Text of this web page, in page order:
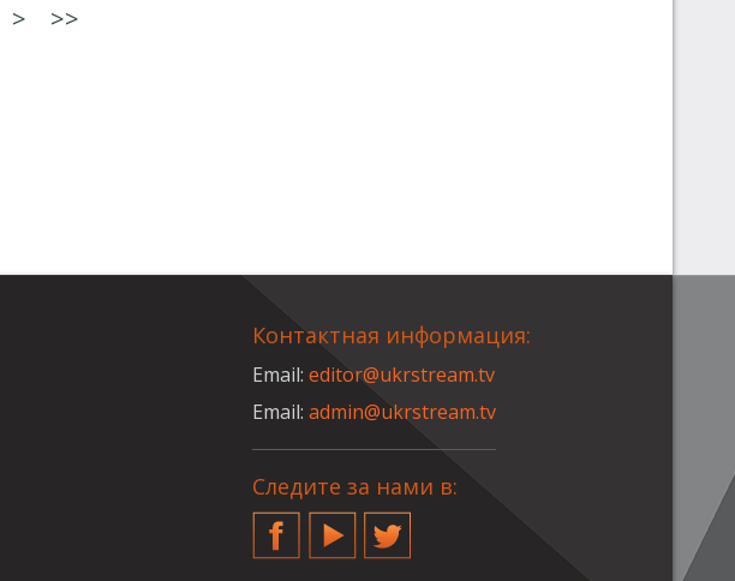
> >>
Контактная информация:
Email:editor@ukrstream.tv
Email:admin@ukrstream.tv
Следите за нами в:
FacebookYouTubeTwitter